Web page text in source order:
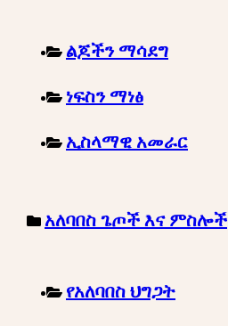
ልጆችን ማሳደግ
ነፍስን ማነፅ
ኢስላማዊ አመራር
አለባበስ ጌጦች እና ምስሎች
የአለባበስ ህግጋት